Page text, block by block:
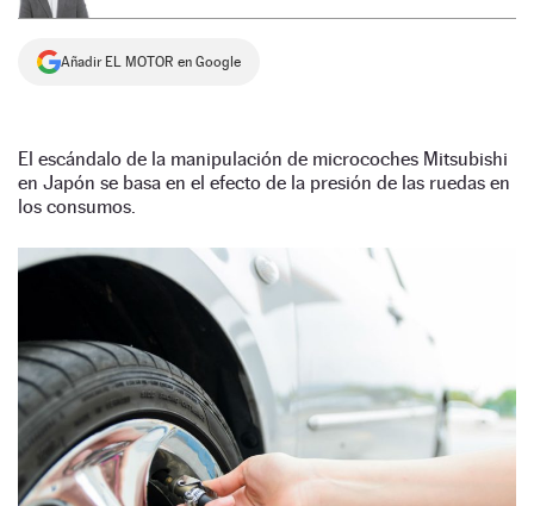
Añadir EL MOTOR en Google
El escándalo de la manipulación de microcoches Mitsubishi
en Japón se basa en el efecto de la presión de las ruedas en
los consumos.